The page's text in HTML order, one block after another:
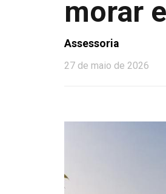
morar
Assessoria
27 de maio de 2026